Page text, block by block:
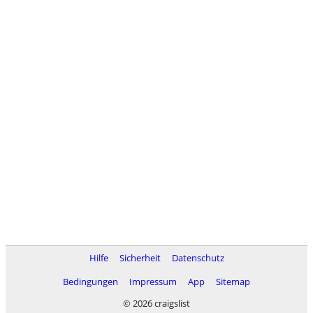
Hilfe Sicherheit
Datenschutz
Bedingungen
Impressum App
Sitemap
© 2026 craigslist